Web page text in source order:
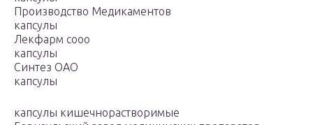
Производство Медикаментов
капсулы
Лекфарм сооо
капсулы
Синтез ОАО
капсулы
капсулы кишечнорастворимые